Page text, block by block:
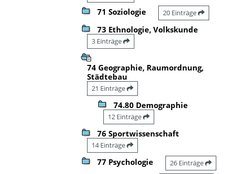
71 Soziologie 20 Einträge
73 Ethnologie, Volkskunde
3 Einträge
74 Geographie, Raumordnung,
Städtebau
21 Einträge
74.80 Demographie
12 Einträge
76 Sportwissenschaft
14 Einträge
77 Psychologie 26 Einträge